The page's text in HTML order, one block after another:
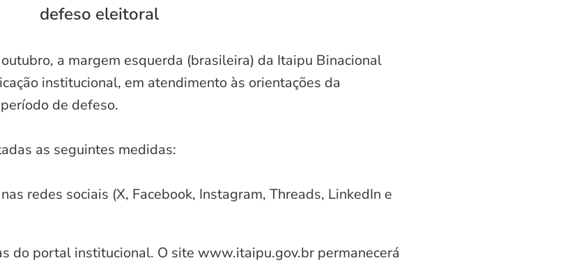
defeso eleitoral
a margem esquerda (brasileira) da Itaipu Binacional
institucional, em atendimento às orientações da
de defeso.
as seguintes medidas:
redes sociais (X, Facebook, Instagram, Threads, LinkedIn e
do portal institucional. O site www.itaipu.gov.br permanecerá